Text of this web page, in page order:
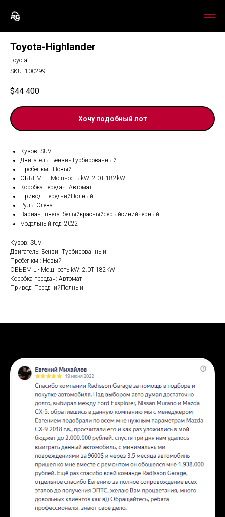
Toyota-Highlander
Toyota
SKU: 100299
$44 400
Хочу подобный лот
Кузов: SUV
Двигатель: БензинТурбированный
Пробег км.: Новый
ОБЬЕМ L - Мощность kW: 2.0T 182kW
Коробка передач: Автомат
Привод: ПереднийПолный
Руль: Слева
Вариант цвета: белыйкрасныйсерыйсинийчерный
модельный год: 2022
Кузов: SUV
Двигатель: БензинТурбированный
Пробег км.: Новый
ОБЬЕМ L - Мощность kW: 2.0T 182kW
Коробка передач: Автомат
Привод: ПереднийПолный